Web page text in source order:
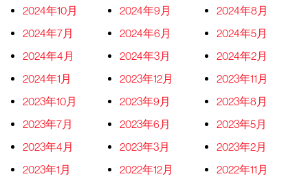
2024年10月
2024年9月
2024年8月
2024年7月
2024年6月
2024年5月
2024年4月
2024年3月
2024年2月
2024年1月
2023年12月
2023年11月
2023年10月
2023年9月
2023年8月
2023年7月
2023年6月
2023年5月
2023年4月
2023年3月
2023年2月
2023年1月
2022年12月
2022年11月